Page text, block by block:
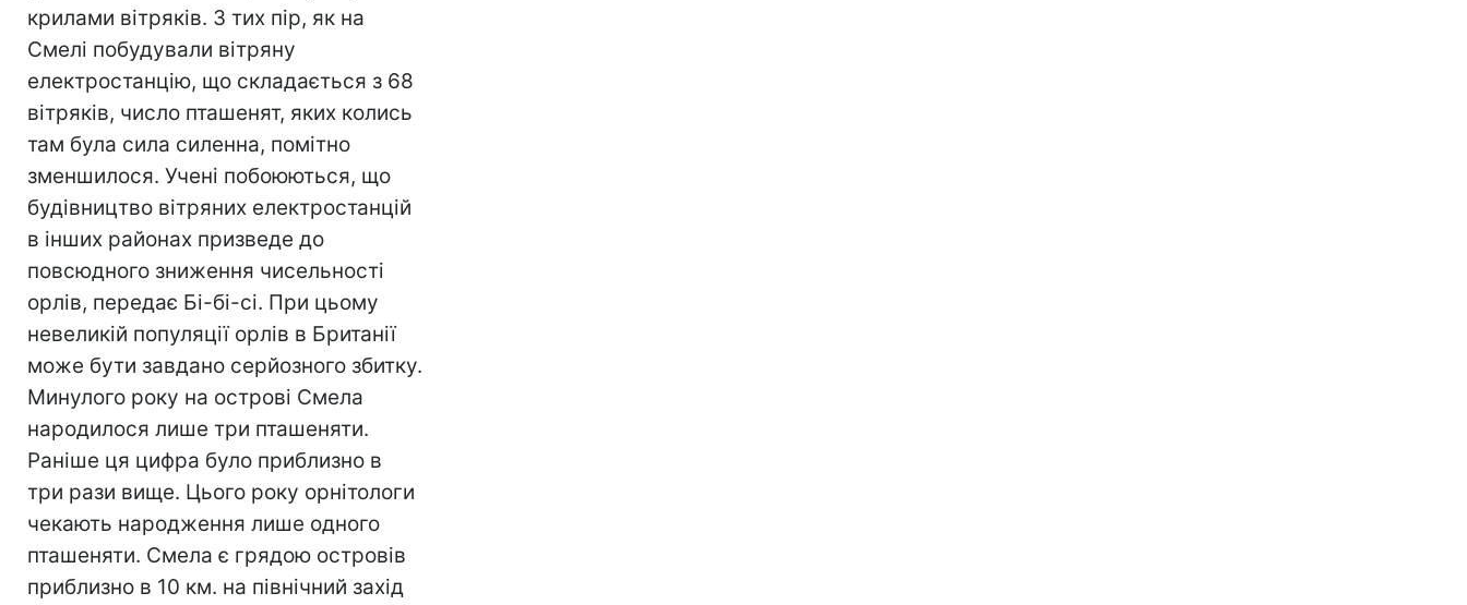
крилами вітряків. З тих пір, як на
Смелі побудували вітряну
електростанцію, що складається з 68
вітряків, число пташенят, яких колись
там була сила силенна, помітно
зменшилося. Учені побоюються, що
будівництво вітряних електростанцій
в інших районах призведе до
повсюдного зниження чисельності
орлів, передає Бі-бі-сі. При цьому
невеликій популяції орлів в Британії
може бути завдано серйозного збитку.
Минулого року на острові Смела
народилося лише три пташеняти.
Раніше ця цифра було приблизно в
три рази вище. Цього року орнітологи
чекають народження лише одного
пташеняти. Смела є грядою островів
приблизно в 10 км. на північний захід